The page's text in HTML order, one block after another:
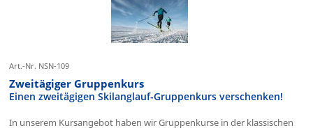
Art.-Nr. NSN-109
Zweitägiger Gruppenkurs
Einen zweitägigen Skilanglauf-Gruppenkurs verschenken!
In unserem Kursangebot haben wir Gruppenkurse in der klassischen